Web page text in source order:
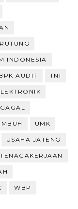
INDONESIA
AUDIT TNI
UMK
USAHA JATENG
WBP